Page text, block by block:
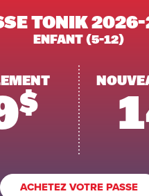
TONIK
ENFANT (5-12)
$
ACHETEZ VOTRE PASSE